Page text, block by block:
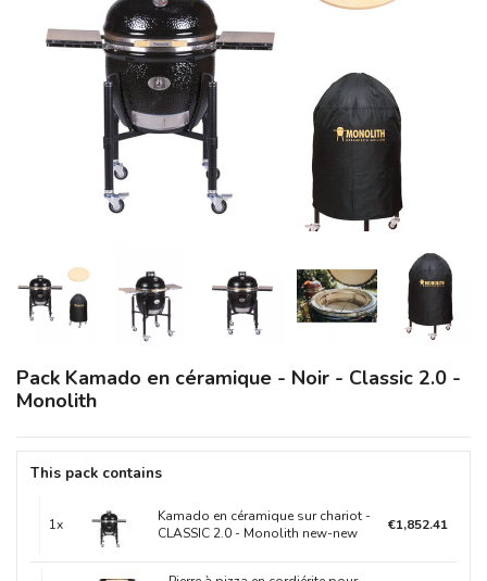
Pack Kamado en céramique - Noir - Classic 2.0 -
Monolith
This pack contains
1x
Kamado en céramique sur chariot -
CLASSIC 2.0 - Monolith new-new
€1,852.41